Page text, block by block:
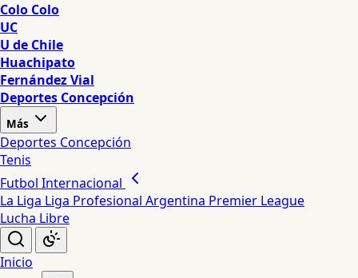
Colo Colo
UC
U de Chile
Huachipato
Fernández Vial
Deportes Concepción
Más
Deportes Concepción
Tenis
Futbol Internacional
La Liga Liga Profesional Argentina Premier League
Lucha Libre
Inicio